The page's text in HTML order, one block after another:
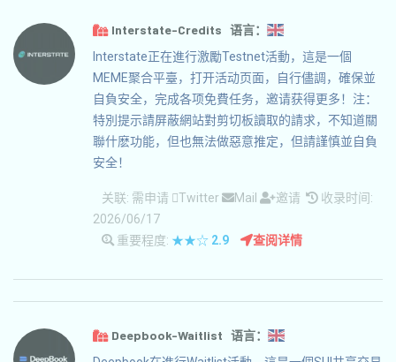
Interstate-Credits 语言：
Interstate正在進行激勵Testnet活動，這是一個
MEME聚合平臺，打开活动页面，自行儘調，確保並
自負安全，完成各项免費任务，邀请获得更多！注：
特別提示請屏蔽網站對剪切板讀取的請求，不知道關
聯什麽功能，但也無法做惡意推定，但請謹慎並自負
安全！
关联: 需申请 Twitter Mail 邀请
收录时间:
2026/06/17
重要程度: ★★☆ 2.9 查阅详情
Deepbook-Waitlist 语言：